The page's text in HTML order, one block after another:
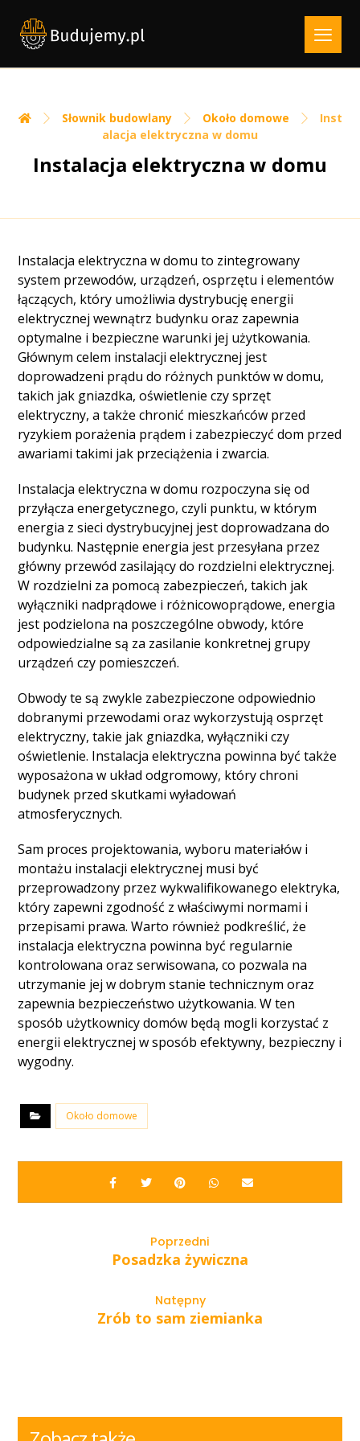
Słownik budowlany Około domowe
Inst
alacja elektryczna w domu
Instalacja elektryczna w domu
Instalacja elektryczna w domu to zintegrowany
system przewodów, urządzeń, osprzętu i elementów
łączących, który umożliwia dystrybucję energii
elektrycznej wewnątrz budynku oraz zapewnia
optymalne i bezpieczne warunki jej użytkowania.
Głównym celem instalacji elektrycznej jest
doprowadzeni prądu do różnych punktów w domu,
takich jak gniazdka, oświetlenie czy sprzęt
elektryczny, a także chronić mieszkańców przed
ryzykiem porażenia prądem i zabezpieczyć dom przed
awariami takimi jak przeciążenia i zwarcia.
Instalacja elektryczna w domu rozpoczyna się od
przyłącza energetycznego, czyli punktu, w którym
energia z sieci dystrybucyjnej jest doprowadzana do
budynku. Następnie energia jest przesyłana przez
główny przewód zasilający do rozdzielni elektrycznej.
W rozdzielni za pomocą zabezpieczeń, takich jak
wyłączniki nadprądowe i różnicowoprądowe, energia
jest podzielona na poszczególne obwody, które
odpowiedzialne są za zasilanie konkretnej grupy
urządzeń czy pomieszczeń.
Obwody te są zwykle zabezpieczone odpowiednio
dobranymi przewodami oraz wykorzystują osprzęt
elektryczny, takie jak gniazdka, wyłączniki czy
oświetlenie. Instalacja elektryczna powinna być także
wyposażona w układ odgromowy, który chroni
budynek przed skutkami wyładowań
atmosferycznych.
Sam proces projektowania, wyboru materiałów i
montażu instalacji elektrycznej musi być
przeprowadzony przez wykwalifikowanego elektryka,
który zapewni zgodność z właściwymi normami i
przepisami prawa. Warto również podkreślić, że
instalacja elektryczna powinna być regularnie
kontrolowana oraz serwisowana, co pozwala na
utrzymanie jej w dobrym stanie technicznym oraz
zapewnia bezpieczeństwo użytkowania. W ten
sposób użytkownicy domów będą mogli korzystać z
energii elektrycznej w sposób efektywny, bezpieczny i
wygodny.
Około domowe
Poprzedni
Posadzka żywiczna
Natępny
Zrób to sam ziemianka